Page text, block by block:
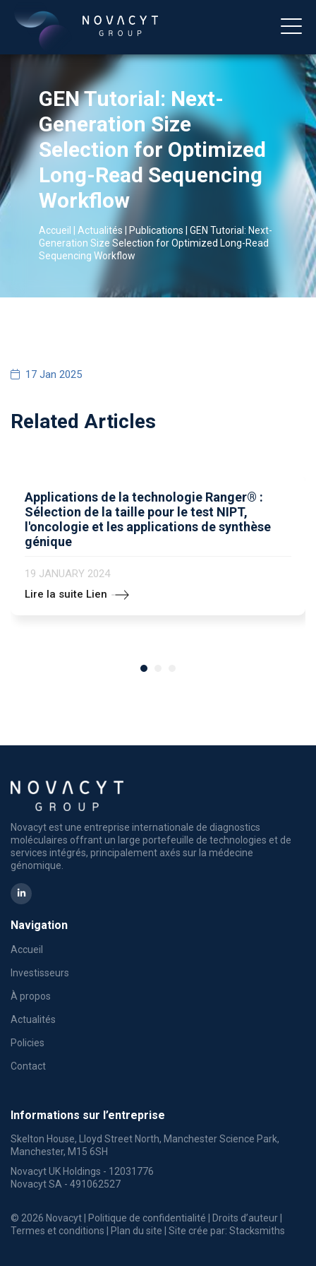
Français
GEN Tutorial: Next-
Generation Size
Selection for Optimized
Long-Read Sequencing
Workflow
Accueil Actualités Publications
GEN Tutorial: Next-
Generation Size Selection for Optimized Long-Read
Sequencing Workflow
17 Jan 2025
Related Articles
Applications de la technologie Ranger® :
Sélection de la taille pour le test NIPT,
l'oncologie et les applications de synthèse
génique
19 JANUARY 2024
Lire la suite Lien
Novacyt est une entreprise internationale de diagnostics
moléculaires offrant un large portefeuille de technologies et de
services intégrés, principalement axés sur la médecine
génomique.
Navigation
Accueil
Investisseurs
À propos
Actualités
Policies
Contact
Informations sur l’entreprise
Skelton House, Lloyd Street North, Manchester Science Park,
Manchester, M15 6SH
Novacyt UK Holdings - 12031776
Novacyt SA - 491062527
© 2026 Novacyt | Politique de confidentialité Droits d’auteur
Termes et conditions
Plan du site | Site crée par: Stacksmiths